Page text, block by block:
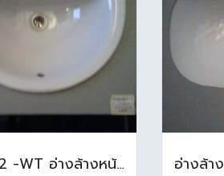
TF-0452 -WT อ่างล้างหน้าบนเคาน์เตอร์ สีขาว